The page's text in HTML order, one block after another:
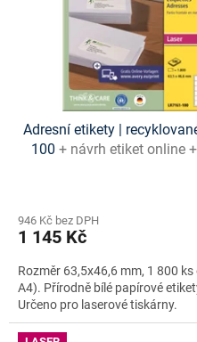
Adresní etikety |
100 + návrh etiket online
946 Kč bez DPH
1 145 Kč
Rozměr 63,5x46,6 mm, 1 800
A4). Přírodně bílé papírové
Určeno pro laserové tiskárny.